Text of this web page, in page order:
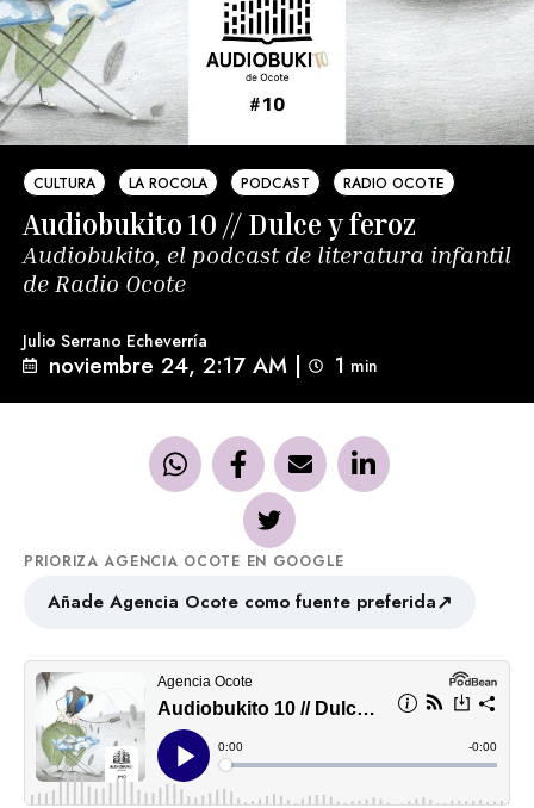
CULTURA LA ROCOLA PODCAST RADIO OCOTE
Audiobukito 10 // Dulce y feroz
Audiobukito, el podcast de literatura infantil
de Radio Ocote
Julio Serrano Echeverría
noviembre 24, 2:17 AM | 1 min
PRIORIZA AGENCIA OCOTE EN GOOGLE
Añade Agencia Ocote como fuente preferida↗